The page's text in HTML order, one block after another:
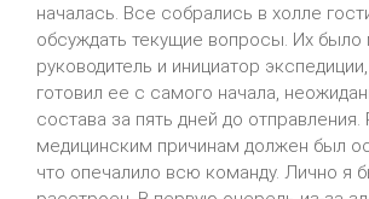
началась. Все собрались в холле
обсуждать текущие вопросы. Их было
руководитель и инициатор
готовил ее с самого начала,
состава за пять дней до отправления.
медицинским причинам должен был
что опечалило всю команду. Лично я